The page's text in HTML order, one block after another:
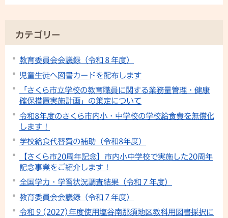
カテゴリー
教育委員会会議録（令和８年度）
児童生徒へ図書カードを配布します
「さくら市立学校の教育職員に関する業務量管理・健康
確保措置実施計画」の策定について
令和8年度のさくら市内小・中学校の学校給食費を無償化
します！
学校給食代替費の補助（令和8年度）
【さくら市20周年記念】市内小中学校で実施した20周年
記念事業をご紹介します！
全国学力・学習状況調査結果（令和７年度）
教育委員会会議録（令和７年度）
令和９(2027)年度使用塩谷南那須地区教科用図書採択に